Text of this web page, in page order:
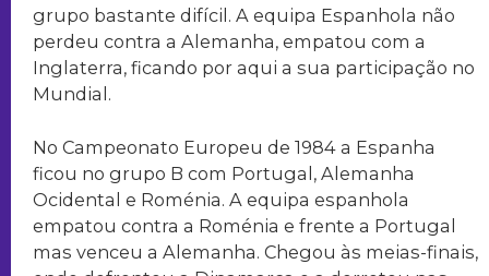
grupo bastante difícil. A equipa Espanhola não
perdeu contra a Alemanha, empatou com a
Inglaterra, ficando por aqui a sua participação no
Mundial.
No Campeonato Europeu de 1984 a Espanha
ficou no grupo B com Portugal, Alemanha
Ocidental e Roménia. A equipa espanhola
empatou contra a Roménia e frente a Portugal
mas venceu a Alemanha. Chegou às meias-finais,